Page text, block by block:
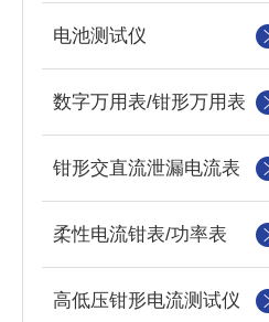
电池测试仪
数字万用表/钳形万用表
钳形交直流泄漏电流表
柔性电流钳表/功率表
高低压钳形电流测试仪